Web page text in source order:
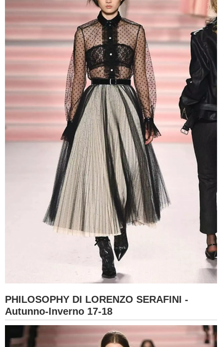
PHILOSOPHY DI LORENZO SERAFINI -
Autunno-Inverno 17-18